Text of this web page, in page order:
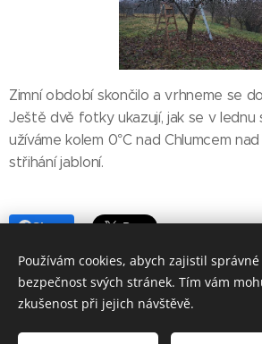
Zimní období skončilo a vrhneme se
Ještě dvě fotky ukazují, jak se v
užíváme kolem 0°C nad Chlumcem
střihání jabloní.
Share
Používám cookies, abych zajistil
bezpečnost svých stránek. Tím vám
zkušenost při jejich návštěvě.